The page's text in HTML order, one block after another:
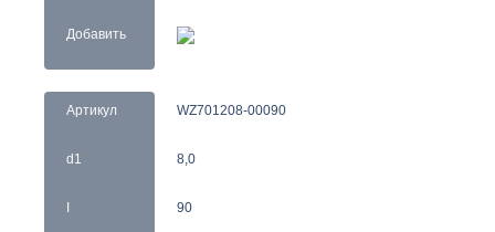
Добавить
Артикул
d1
I
WZ701208-00090
8,0
90